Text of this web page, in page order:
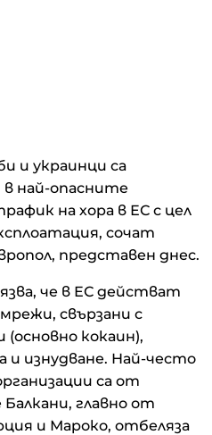
и украинци са
най-опасните
на хора в ЕС с цел
сочат
представен днес.
че в ЕС действат
свързани с
кокаин),
и изнудване. Най-често
са от
главно от
и Мароко, отбеляза